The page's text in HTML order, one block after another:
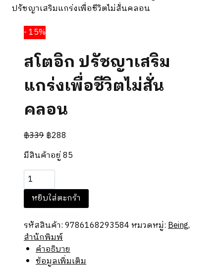
ปรัชญาเสริมแกร่งเพื่อชีวิตไม่สั่นคลอน
- 15%
สโตอิก ปรัชญาเสริม
แกร่งเพื่อชีวิตไม่สั่น
คลอน
฿339฿288
มีสินค้าอยู่ 85
จำนวน
ส
โต
อิก
ปรัชญา
เสริม
แกร่ง
เพื่อ
หยิบใส่ตะกร้า
รหัสสินค้า:9786168293584หมวดหมู่:Being,
สำนักพิมพ์
คำอธิบาย
ข้อมูลเพิ่มเติม